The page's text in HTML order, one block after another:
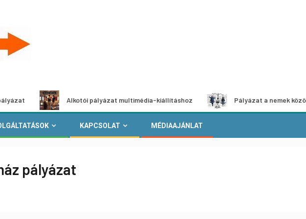
Alkotói pályázat multimédia-kiállításhoz Pályázat a nemek közötti
KAPCSOLAT MÉDIAAJÁNLAT
pályázat